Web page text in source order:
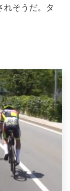
れそうだ。タ